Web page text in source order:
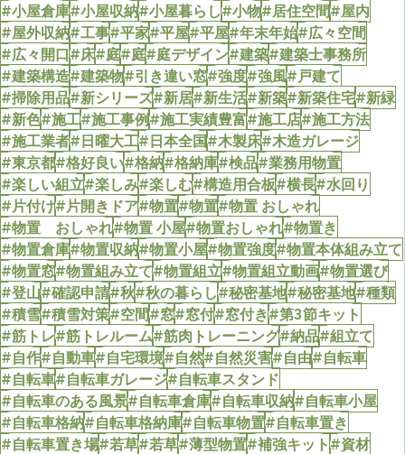
#小屋倉庫#小屋収納#小屋暮らし#小物#居住空間#屋内
#屋外収納#工事#平家#平屋#平屋#年末年始#広々空間
#広々開口#床#庭#庭#庭デザイン#建築#建築士事務所
#建築構造#建築物#引き違い窓#強度#強風#戸建て
#掃除用品#新シリーズ#新居#新生活#新築#新築住宅#新緑
#新色#施工#施工事例#施工実績豊富#施工店#施工方法
#施工業者#日曜大工#日本全国#木製床#木造ガレージ
#東京都#格好良い#格納#格納庫#検品#業務用物置
#楽しい組立#楽しみ#楽しむ#構造用合板#横長#水回り
#片付け#片開きドア#物置#物置#物置 おしゃれ
#物置 おしゃれ#物置 小屋#物置おしゃれ#物置き
#物置倉庫#物置収納#物置小屋#物置強度#物置本体組み立て
#物置窓#物置組み立て#物置組立#物置組立動画#物置選び
#登山#確認申請#秋#秋の暮らし#秘密基地#秘密基地#種類
#積雪#積雪対策#空間#窓#窓付#窓付き#第3節キット
#筋トレ#筋トレルーム#筋肉トレーニング#納品#組立て
#自作#自動車#自宅環境#自然#自然災害#自由#自転車
#自転車#自転車ガレージ#自転車スタンド
#自転車のある風景#自転車倉庫#自転車収納#自転車小屋
#自転車格納#自転車格納庫#自転車物置#自転車置き
#自転車置き場#若草#若草#薄型物置#補強キット#資材